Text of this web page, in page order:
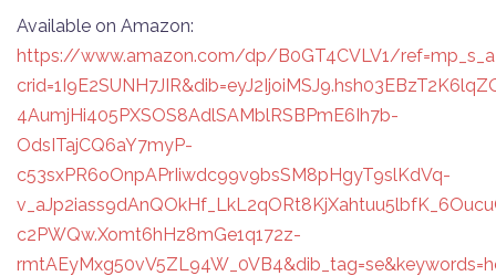
Available on Amazon:
https://www.amazon.com/dp/B0GT4CVLV1/
4AumjHi405PXSOS8AdlSAMblRSBPmE6Ih7b-
OdsITajCQ6aY7myP-
c53sxPR6oOnpAPrIiwdc99v9bsSM8pHgyT9slKdVq-
c2PWQw.Xomt6hHz8mGe1q172z-